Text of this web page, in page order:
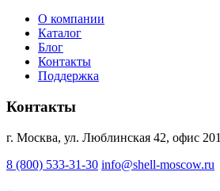
О компании
Каталог
Блог
Контакты
Поддержка
Контакты
г. Москва, ул. Люблинская 42, офис 201
8 (800) 533-31-30 info@shell-moscow.ru